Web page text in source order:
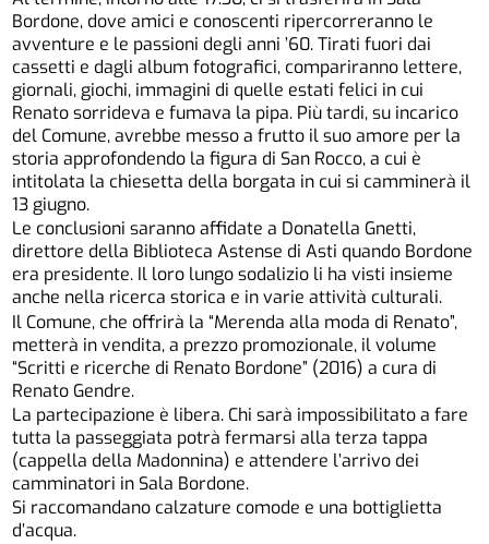
Bordone, dove amici e conoscenti ripercorreranno le
avventure e le passioni degli anni ’60. Tirati fuori dai
cassetti e dagli album fotografici, compariranno lettere,
giornali, giochi, immagini di quelle estati felici in cui
Renato sorrideva e fumava la pipa. Più tardi, su incarico
del Comune, avrebbe messo a frutto il suo amore per la
storia approfondendo la figura di San Rocco, a cui è
intitolata la chiesetta della borgata in cui si camminerà il
13 giugno.
Le conclusioni saranno affidate a Donatella Gnetti,
direttore della Biblioteca Astense di Asti quando Bordone
era presidente. Il loro lungo sodalizio li ha visti insieme
anche nella ricerca storica e in varie attività culturali.
Il Comune, che offrirà la “Merenda alla moda di Renato”,
metterà in vendita, a prezzo promozionale, il volume
“Scritti e ricerche di Renato Bordone” (2016) a cura di
Renato Gendre.
La partecipazione è libera. Chi sarà impossibilitato a fare
tutta la passeggiata potrà fermarsi alla terza tappa
(cappella della Madonnina) e attendere l’arrivo dei
camminatori in Sala Bordone.
Si raccomandano calzature comode e una bottiglietta
d’acqua.